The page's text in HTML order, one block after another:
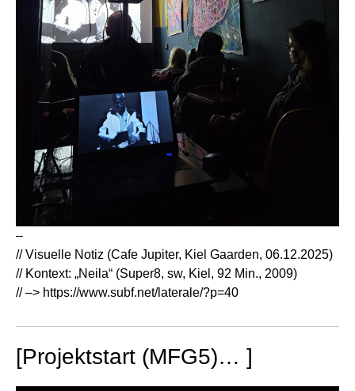
–
// Visuelle Notiz (Cafe Jupiter, Kiel Gaarden, 06.12.2025)
// Kontext: „Neila“ (Super8, sw, Kiel, 92 Min., 2009)
// –> https://www.subf.net/laterale/?p=40
[Projektstart (MFG5)… ]